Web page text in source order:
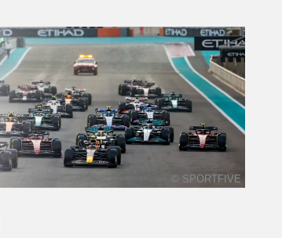
© SPORTFIVE